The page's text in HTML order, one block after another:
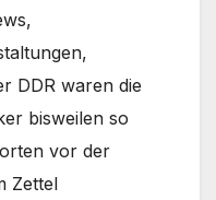
DDR waren die
bisweilen so
vor der
Zettel